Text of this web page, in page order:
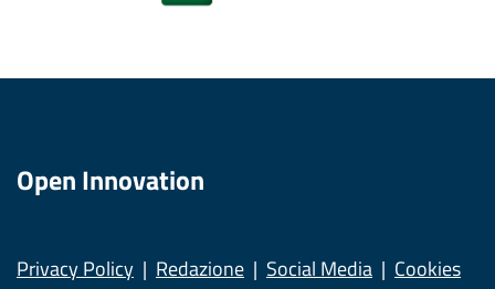
Open Innovation
Privacy Policy Redazione Social Media Cookies